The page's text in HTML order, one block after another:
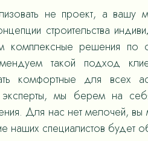
не проект, а вашу
строительства
комплексные решения по
такой подход
комфортные для всех
эксперты, мы берем на
Для нас нет мелочей, вы
наших специалистов будет